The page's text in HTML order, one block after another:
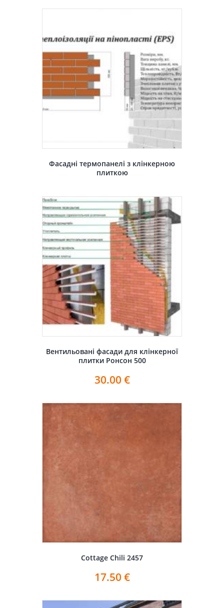
Фасадні термопанелі з клінкерною
плиткою
Вентильовані фасади для клінкерної
плитки Ронсон 500
30.00 €
Cottage Chili 2457
17.50 €